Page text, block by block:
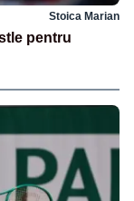
Stoica Marian
pentru